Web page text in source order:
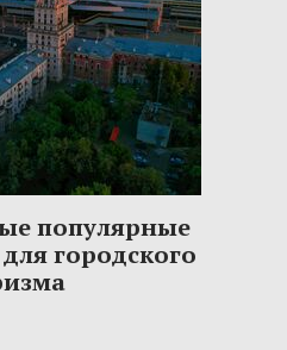
популярные
городского